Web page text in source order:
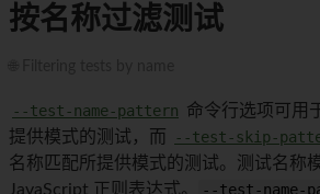
按名称过滤测试
--test-name-pattern 命令行选项可用
提供模式的测试，而
--test-skip-
名称匹配所提供模式的测试。测试名称
JavaScript 正则表达式。
--test-name-